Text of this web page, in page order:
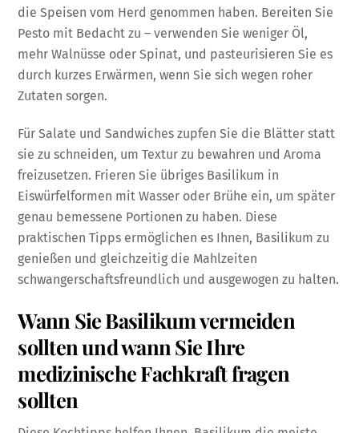
die Speisen vom Herd genommen haben. Bereiten Sie
Pesto mit Bedacht zu – verwenden Sie weniger Öl,
mehr Walnüsse oder Spinat, und pasteurisieren Sie es
durch kurzes Erwärmen, wenn Sie sich wegen roher
Zutaten sorgen.
Für Salate und Sandwiches zupfen Sie die Blätter statt
sie zu schneiden, um Textur zu bewahren und Aroma
freizusetzen. Frieren Sie übriges Basilikum in
Eiswürfelformen mit Wasser oder Brühe ein, um später
genau bemessene Portionen zu haben. Diese
praktischen Tipps ermöglichen es Ihnen, Basilikum zu
genießen und gleichzeitig die Mahlzeiten
schwangerschaftsfreundlich und ausgewogen zu halten.
Wann Sie Basilikum vermeiden
sollten und wann Sie Ihre
medizinische Fachkraft fragen
sollten